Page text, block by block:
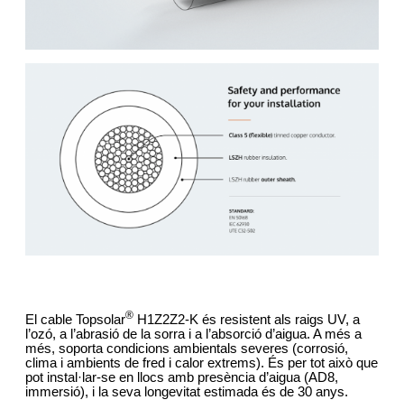
El cable Topsolar® H1Z2Z2-K és resistent als raigs UV, a
l’ozó, a l’abrasió de la sorra i a l’absorció d’aigua. A més a
més, soporta condicions ambientals severes (corrosió,
clima i ambients de fred i calor extrems). És per tot això que
pot instal·lar-se en llocs amb presència d’aigua (AD8,
immersió), i la seva longevitat estimada és de 30 anys.